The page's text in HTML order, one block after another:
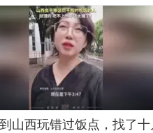
山西玩错过饭点，找了十